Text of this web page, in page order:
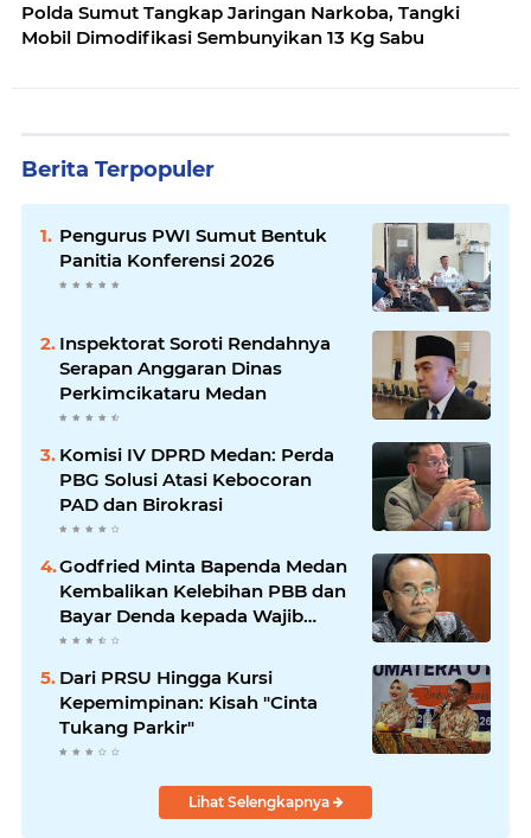
Polda Sumut Tangkap Jaringan Narkoba, Tangki
Mobil Dimodifikasi Sembunyikan 13 Kg Sabu
Berita Terpopuler
Pengurus PWI Sumut Bentuk
Panitia Konferensi 2026
Inspektorat Soroti Rendahnya
Serapan Anggaran Dinas
Perkimcikataru Medan
Komisi IV DPRD Medan: Perda
PBG Solusi Atasi Kebocoran
PAD dan Birokrasi
Godfried Minta Bapenda Medan
Kembalikan Kelebihan PBB dan
Bayar Denda kepada Wajib
Pajak
Dari PRSU Hingga Kursi
Kepemimpinan: Kisah "Cinta
Tukang Parkir"
Lihat Selengkapnya